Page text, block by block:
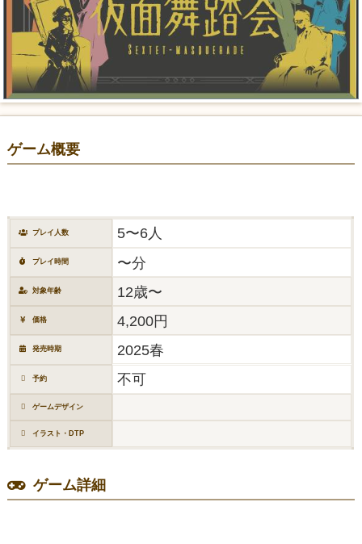
ゲーム概要
プレイ人数 5〜6人
プレイ時間 〜分
対象年齢 12歳〜
価格 4,200円
発売時期 2025春
予約 不可
ゲームデザイン
イラスト・DTP
ゲーム詳細